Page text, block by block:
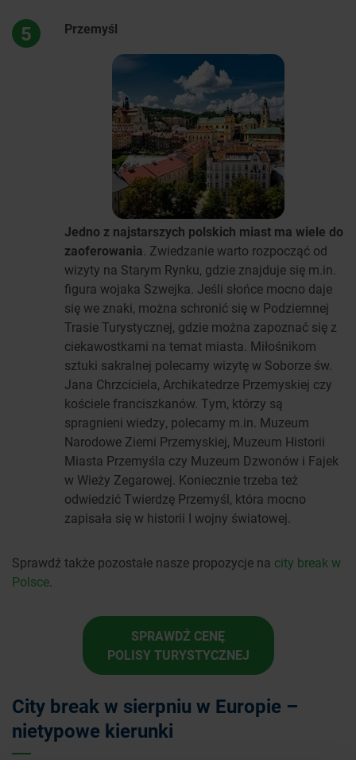
5 Przemyśl
Jedno z najstarszych polskich miast ma wiele do
zaoferowania. Zwiedzanie warto rozpocząć od
wizyty na Starym Rynku, gdzie znajduje się m.in.
figura wojaka Szwejka. Jeśli słońce mocno daje
się we znaki, można schronić się w Podziemnej
Trasie Turystycznej, gdzie można zapoznać się z
ciekawostkami na temat miasta. Miłośnikom
sztuki sakralnej polecamy wizytę w Soborze św.
Jana Chrzciciela, Archikatedrze Przemyskiej czy
kościele franciszkanów. Tym, którzy są
spragnieni wiedzy, polecamy m.in. Muzeum
Narodowe Ziemi Przemyskiej, Muzeum Historii
Miasta Przemyśla czy Muzeum Dzwonów i Fajek
w Wieży Zegarowej. Koniecznie trzeba też
odwiedzić Twierdzę Przemyśl, która mocno
zapisała się w historii I wojny światowej.
Sprawdź także pozostałe nasze propozycje na city break w
Polsce.
SPRAWDŹ CENĘ
POLISY TURYSTYCZNEJ
City break w sierpniu w Europie –
nietypowe kierunki